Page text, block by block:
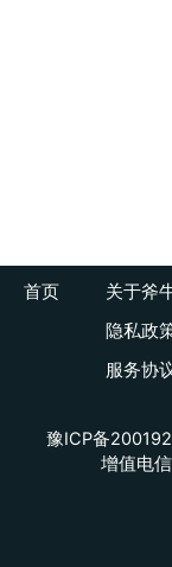
首页
关于斧
隐私政
服务协
豫ICP备
增值电